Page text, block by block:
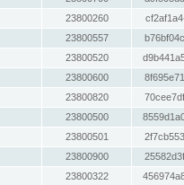
23800260
23800557
23800520
23800600
23800820
23800500
23800501
23800900
23800322